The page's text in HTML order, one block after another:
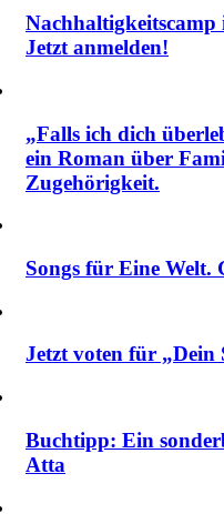
Jetzt anmelden!
„Falls ich dich
ein Roman über
Zugehörigkeit.
Songs für Eine Welt.
Jetzt voten für
Buchtipp: Ein
Atta